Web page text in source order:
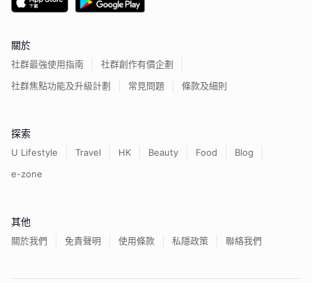
關於
社群最強使用指南
社群創作有價企劃
社群焦點功能及升級計劃
常見問題 條款及細則
探索
U Lifestyle Travel HK Beauty Food
Blog
e-zone
其他
關於我們 免責聲明 使用條款 私隱政策 聯絡我們